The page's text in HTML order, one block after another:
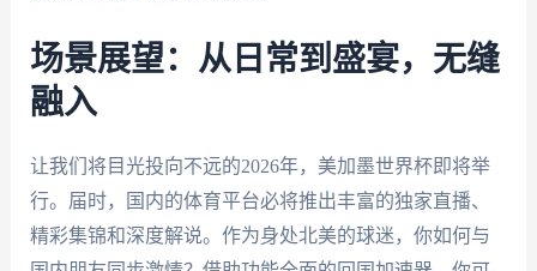
场景展望：从日常到盛宴，无缝
融入
让我们将目光投向不远的2026年，美加墨世界杯即将举
行。届时，国内的体育平台必将推出丰富的独家直播、
精彩集锦和深度解说。作为身处北美的球迷，你如何与